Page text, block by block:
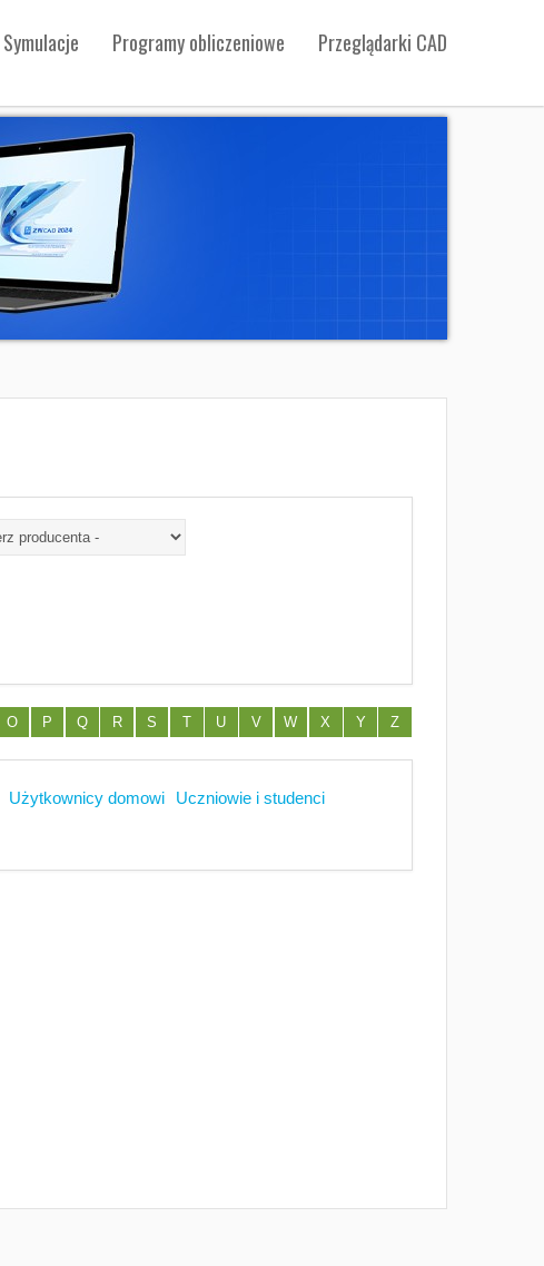
Symulacje Programy obliczeniowe Przeglądarki CAD
O P Q R S T U V W X Y Z
Użytkownicy domowi
Uczniowie i studenci